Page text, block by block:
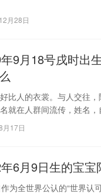
月28日
9月18号戌时出
比人的衣裳。与人交往
就在人群间流传，姓名
在人际交往中带来的好…
月17日
为全世界公认的“世界认